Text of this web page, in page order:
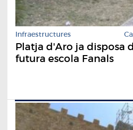
Infraestructures
Platja d'Aro ja disposa
futura escola Fanals